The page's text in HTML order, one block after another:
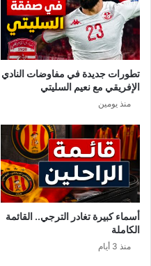
تطورات جديدة في مفاوضات النادي
الإفريقي مع نعيم السليتي
منذ يومين
أسماء كبيرة تغادر الترجي.. القائمة
الكاملة
منذ 3 أيام